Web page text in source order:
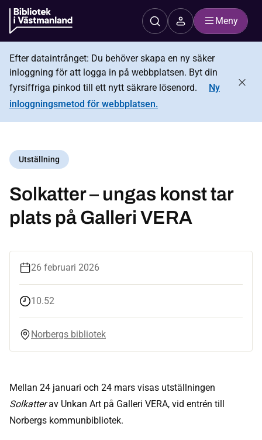
Meny
Efter dataintrånget: Du behöver skapa en ny säker
inloggning för att logga in på webbplatsen. Byt din
fyrsiffriga pinkod till ett nytt säkrare lösenord.
Ny
inloggningsmetod för webbplatsen.
Utställning
Solkatter – ungas konst tar
plats på Galleri VERA
26 februari 2026
10.52
Norbergs bibliotek
Mellan 24 januari och 24 mars visas utställningen
Solkatterav Unkan Art på Galleri VERA, vid entrén till
Norbergs kommunbibliotek.